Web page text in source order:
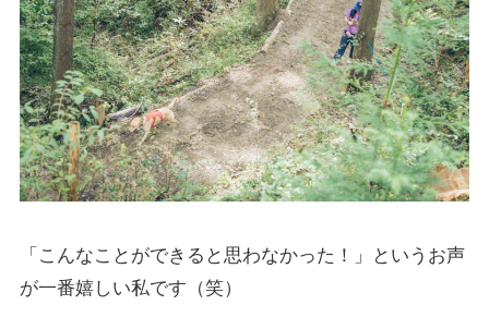
「こんなことができると思わなかった！」というお声
が一番嬉しい私です（笑）